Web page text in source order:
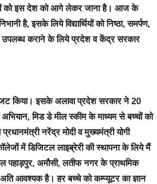
को इस देश को आगे लेकर जाना है। आज के
है, इसके लिये विद्यार्थियों को निष्ठा, समर्पण,
उपलब्ध कराने के लिये प्रदेश व केंद्र सरकार
किया। इसके अलावा प्रदेश सरकार ने 20
मिड डे मील स्कीम के माध्यम से बच्चों को
नरेंद्र मोदी व मुख्यमंत्री योगी
में डिजिटल लाइब्रेरी की स्थापना के लिये मैं
पहाड़पुर, अमौसी, लतीफ नगर के प्राथमिक
आवश्यक है। हर बच्चे को कम्प्यूटर का ज्ञान